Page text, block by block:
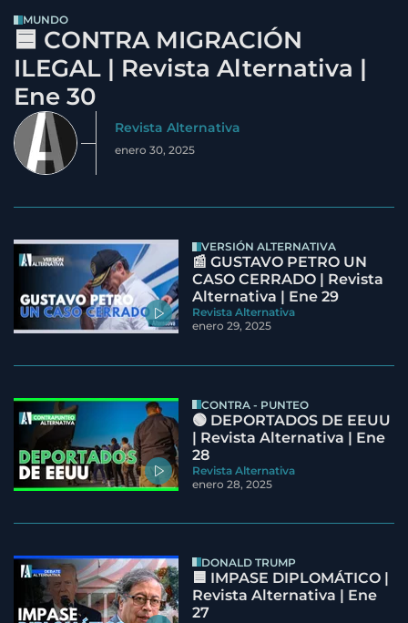
MUNDO
🟦 CONTRA MIGRACIÓN
ILEGAL | Revista Alternativa |
Ene 30
Revista Alternativa
enero 30, 2025
VERSIÓN ALTERNATIVA
📰 GUSTAVO PETRO UN
CASO CERRADO | Revista
Alternativa | Ene 29
Revista Alternativa
enero 29, 2025
CONTRA - PUNTEO
🟢 DEPORTADOS DE EEUU
| Revista Alternativa | Ene
28
Revista Alternativa
enero 28, 2025
DONALD TRUMP
🟦 IMPASE DIPLOMÁTICO |
Revista Alternativa | Ene
27